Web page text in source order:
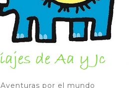
Aventuras por el mundo